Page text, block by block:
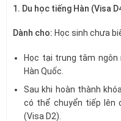
1. Du học tiếng Hàn (Visa
Dành cho: Học sinh chưa
Học tại trung tâm
Hàn Quốc.
Sau khi hoàn thành
có thể chuyển tiếp lên
(Visa D2).